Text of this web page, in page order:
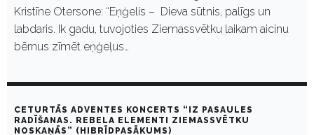
Kristīne Otersone: “Eņģelis – Dieva sūtnis, palīgs un
labdaris. Ik gadu, tuvojoties Ziemassvētku laikam aicinu
bērnus zīmēt eņģeļus…
CETURTĀS ADVENTES KONCERTS “IZ PASAULES
RADĪŠANAS. REBELA ELEMENTI ZIEMASSVĒTKU
NOSKAŅĀS” (HIBRĪDPASĀKUMS)